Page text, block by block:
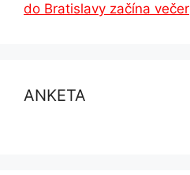
do Bratislavy začína večer
ANKETA